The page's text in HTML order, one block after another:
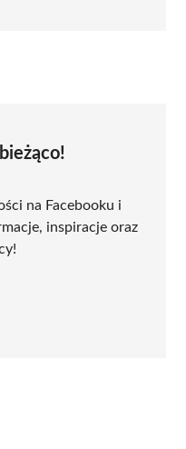
na Facebooku i
inspiracje oraz